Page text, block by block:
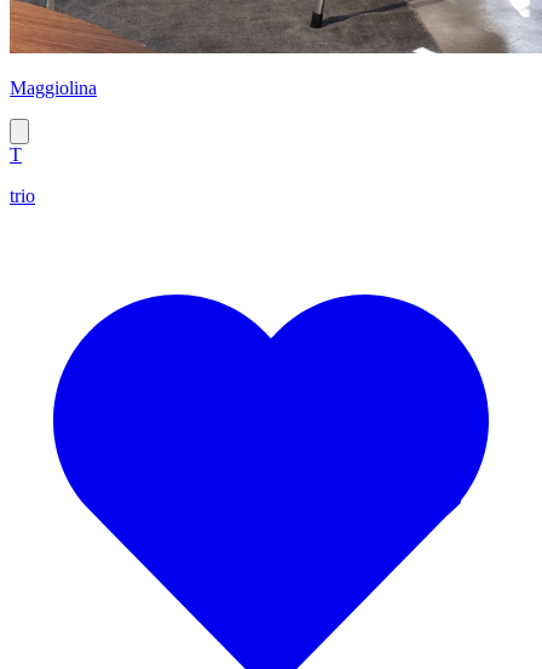
Maggiolina
T
trio